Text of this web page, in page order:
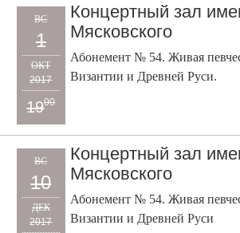
ВС
1
ОКТ
2017
1900
Концертный зал
Мясковского
Абонемент № 54. Живая
Византии и Древней Руси.
ВС
10
ДЕК
2017
Концертный зал
Мясковского
Абонемент № 54. Живая
Византии и Древней Руси